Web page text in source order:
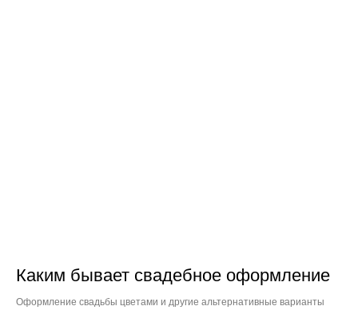
Каким бывает свадебное оформление
Оформление свадьбы цветами и другие альтернативные варианты